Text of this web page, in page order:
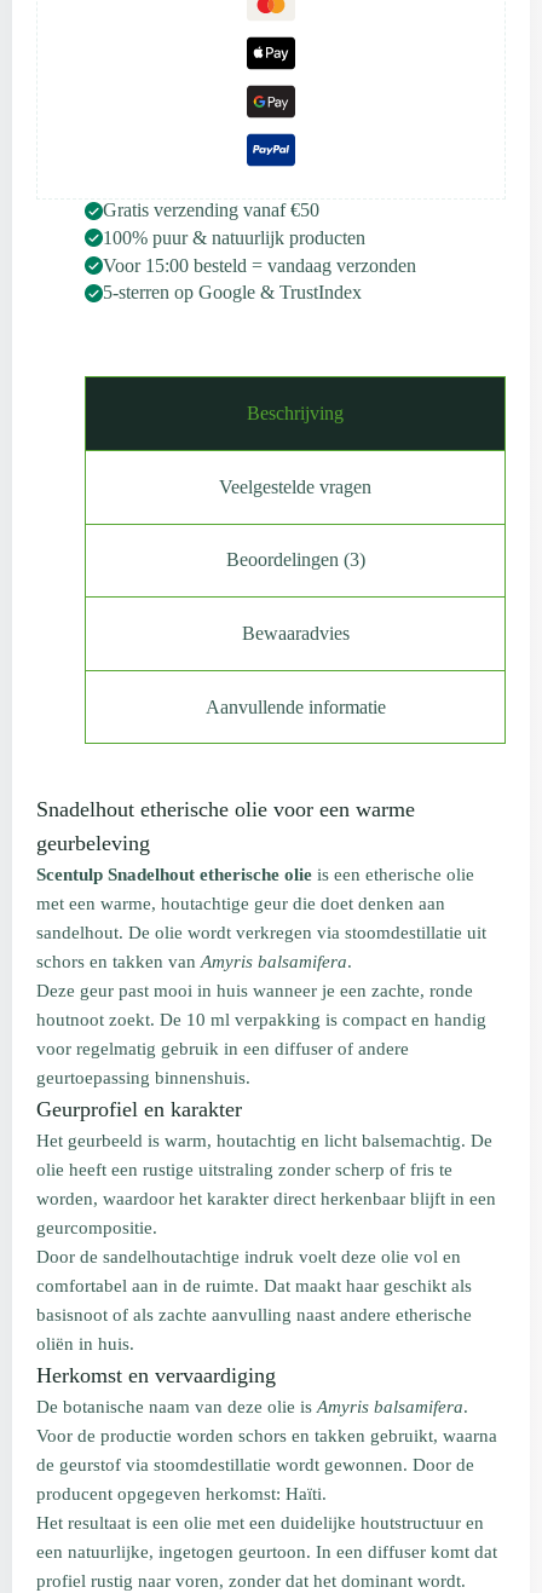
Gratis verzending vanaf €50
100% puur & natuurlijk producten
Voor 15:00 besteld = vandaag verzonden
5-sterren op Google & TrustIndex
Beschrijving
Veelgestelde vragen
Beoordelingen (3)
Bewaaradvies
Aanvullende informatie
Snadelhout etherische olie voor een warme
geurbeleving
Scentulp Snadelhout etherische olie is een etherische olie
met een warme, houtachtige geur die doet denken aan
sandelhout. De olie wordt verkregen via stoomdestillatie uit
schors en takken vanAmyris balsamifera.
Deze geur past mooi in huis wanneer je een zachte, ronde
houtnoot zoekt. De 10 ml verpakking is compact en handig
voor regelmatig gebruik in een diffuser of andere
geurtoepassing binnenshuis.
Geurprofiel en karakter
Het geurbeeld is warm, houtachtig en licht balsemachtig. De
olie heeft een rustige uitstraling zonder scherp of fris te
worden, waardoor het karakter direct herkenbaar blijft in een
geurcompositie.
Door de sandelhoutachtige indruk voelt deze olie vol en
comfortabel aan in de ruimte. Dat maakt haar geschikt als
basisnoot of als zachte aanvulling naast andere etherische
oliën in huis.
Herkomst en vervaardiging
De botanische naam van deze olie isAmyris balsamifera.
Voor de productie worden schors en takken gebruikt, waarna
de geurstof via stoomdestillatie wordt gewonnen. Door de
producent opgegeven herkomst: Haïti.
Het resultaat is een olie met een duidelijke houtstructuur en
een natuurlijke, ingetogen geurtoon. In een diffuser komt dat
profiel rustig naar voren, zonder dat het dominant wordt.